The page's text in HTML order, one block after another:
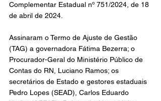
Complementar Estadual nº 751/2024, de 18
de abril de 2024.
Assinaram o Termo de Ajuste de Gestão
(TAG) a governadora Fátima Bezerra; o
Procurador-Geral do Ministério Público de
Contas do RN, Luciano Ramos; os
secretários de Estado e gestores estaduais
Pedro Lopes (SEAD), Carlos Eduardo